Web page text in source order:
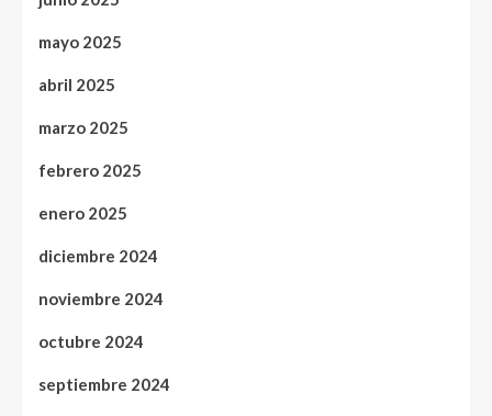
mayo 2025
abril 2025
marzo 2025
febrero 2025
enero 2025
diciembre 2024
noviembre 2024
octubre 2024
septiembre 2024